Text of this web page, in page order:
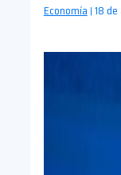
Economía | 18